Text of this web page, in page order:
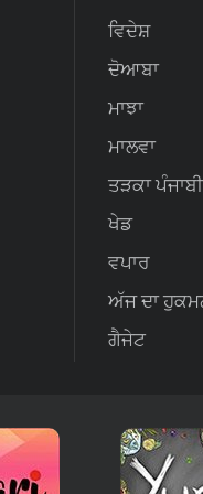
ਵਿਦੇਸ਼
ਦੋਆਬਾ
ਮਾਝਾ
ਮਾਲਵਾ
ਤੜਕਾ ਪੰਜਾਬੀ
ਖੇਡ
ਵਪਾਰ
ਅੱਜ ਦਾ
ਗੈਜੇਟ